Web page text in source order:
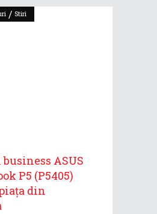
/ Stiri
ASUS
P5 (P5405)
din